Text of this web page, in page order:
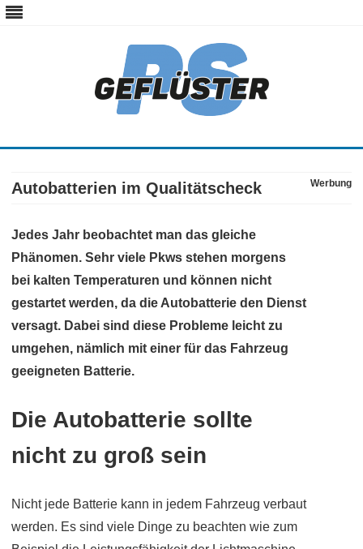
Skip
content
Autobatterien im Qualitätscheck Werbung
Jedes Jahr beobachtet man das gleiche
Phänomen. Sehr viele Pkws stehen morgens
bei kalten Temperaturen und können nicht
gestartet werden, da die Autobatterie den Dienst
versagt. Dabei sind diese Probleme leicht zu
umgehen, nämlich mit einer für das Fahrzeug
geeigneten Batterie.
Die Autobatterie sollte
nicht zu groß sein
Nicht jede Batterie kann in jedem Fahrzeug verbaut
werden. Es sind viele Dinge zu beachten wie zum